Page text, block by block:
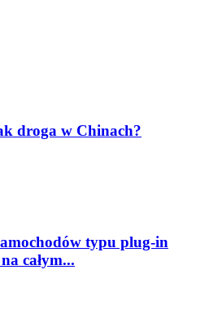
droga w Chinach?
typu plug-in
całym...